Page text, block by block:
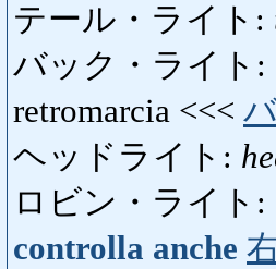
テール・ライト:
バック・ライト:
retromarcia <<<
ヘッドライト:
ロビン・ライト:
controlla anche